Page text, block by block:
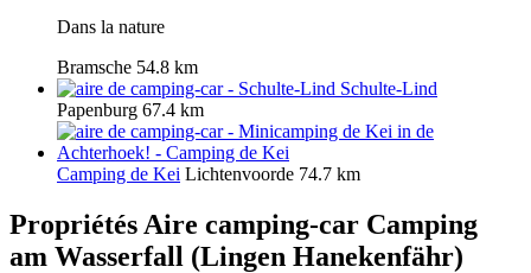
Dans la nature
Bramsche 54.8 km
Schulte-Lind
Papenburg 67.4 km
Camping de Kei Lichtenvoorde 74.7 km
Propriétés Aire camping-car Camping
am Wasserfall (Lingen Hanekenfähr)